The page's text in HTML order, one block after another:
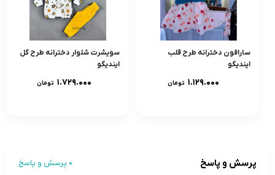
سارافون دخترانه طرح قلب
ایندیگو
۱.۱۲۹.۰۰۰ تومان
سویشرت شلوار دخترانه طرح گل
ایندیگو
۱.۷۲۹.۰۰۰ تومان
پرسش و پاسخ 0 پرسش و پاسخ